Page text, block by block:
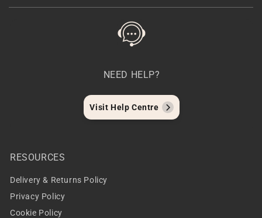
NEED HELP?
Visit Help Centre
RESOURCES
Delivery & Returns Policy
Privacy Policy
Cookie Policy